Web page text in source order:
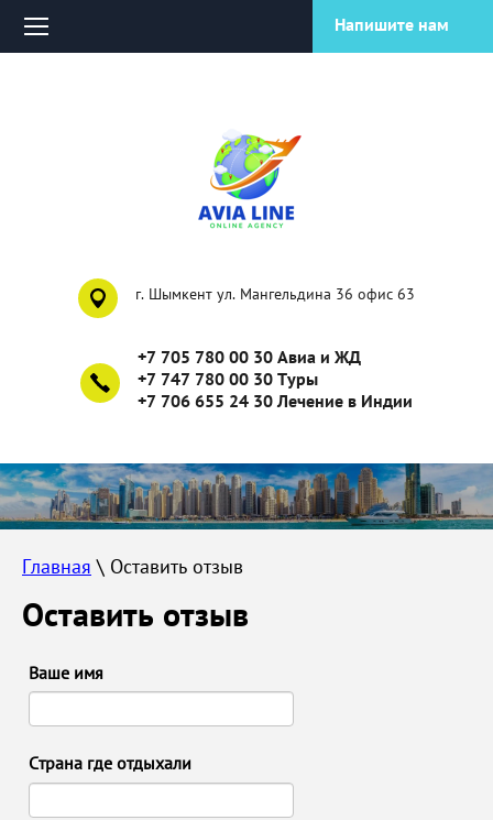
г. Шымкент ул. Мангельдина 36 офис 63
+7 705 780 00 30 Авиа и ЖД
+7 747 780 00 30 Туры
+7 706 655 24 30 Лечение в Индии
Напишите нам
Главная \ Оставить отзыв
Оставить отзыв
Ваше имя
Страна где отдыхали